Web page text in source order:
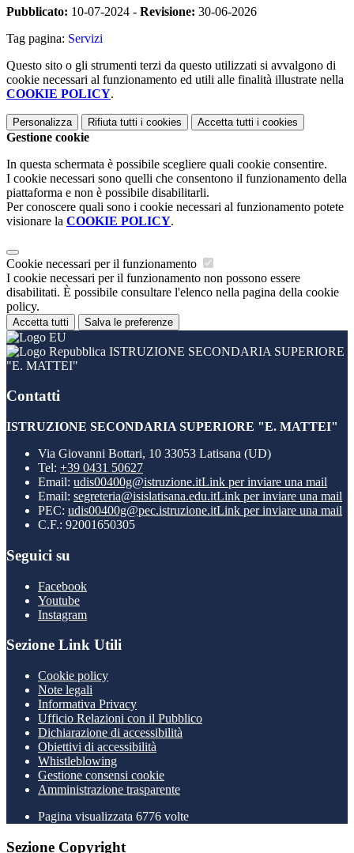
Pubblicato: 10-07-2024 - Revisione: 30-06-2026
Tag pagina: Servizi
Questo sito o gli strumenti terzi da questo utilizzati si avvalgono di
cookie necessari al funzionamento ed utili alle finalità illustrate nella
COOKIE POLICY.
Personalizza Rifiuta tutti i cookies Accetta tutti i cookies
Gestione cookie
In questa schermata è possibile scegliere quali cookie consentire.
I cookie necessari sono quelli che consentono il funzionamento della
piattaforma e non è possibile disabilitarli.
Per conoscere quali sono i cookie necessari al funzionamento potete
visionare la COOKIE POLICY.
Cookie necessari per il funzionamento
I cookie necessari per il funzionamento non possono essere
disabilitati. È possibile consultare l'elenco nella pagina della cookie
policy.
Accetta tutti Salva le preferenze
ISTRUZIONE SECONDARIA SUPERIORE
"E. MATTEI"
Contatti
ISTRUZIONE SECONDARIA SUPERIORE "E. MATTEI"
Via Giovanni Bottari, 10 33053 Latisana (UD)
Tel: +39 0431 50627
Email: udis00400g@istruzione.itLink per inviare una mail
Email: segreteria@isislatisana.edu.itLink per inviare una mail
PEC: udis00400g@pec.istruzione.itLink per inviare una mail
C.F.: 92001650305
Seguici su
Facebook
Youtube
Instagram
Sezione Link Utili
Cookie policy
Note legali
Informativa Privacy
Ufficio Relazioni con il Pubblico
Dichiarazione di accessibilità
Obiettivi di accessibilità
Whistleblowing
Gestione consensi cookie
Amministrazione trasparente
Pagina visualizzata 6776 volte
Sezione Copyright